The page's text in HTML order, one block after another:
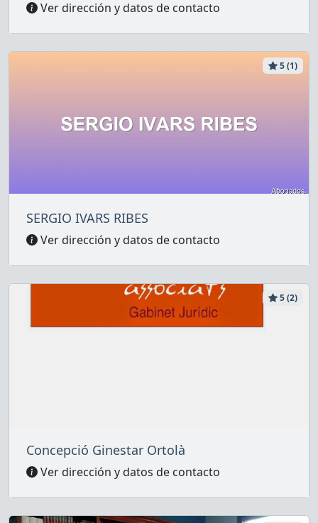
Ver dirección y datos de contacto
5 (1)
SERGIO IVARS RIBES
Ver dirección y datos de contacto
5 (2)
Concepció Ginestar Ortolà
Ver dirección y datos de contacto